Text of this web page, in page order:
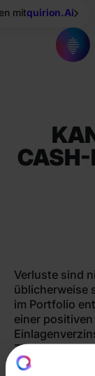
mitquirion.Ai
CASH-
Verluste sind
üblicherweise
im Portfolio
einer
Zielrendite der
sinken und im